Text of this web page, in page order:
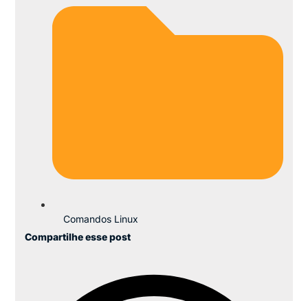
Comandos Linux
Compartilhe esse post